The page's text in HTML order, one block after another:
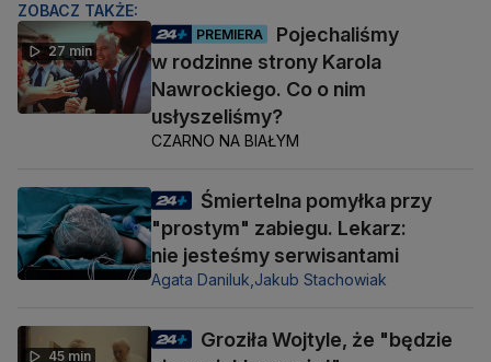
ZOBACZ TAKŻE:
27 min
PREMIERA
Pojechaliśmy
w rodzinne strony Karola
Nawrockiego. Co o nim
usłyszeliśmy?
CZARNO NA BIAŁYM
Śmiertelna pomyłka przy
"prostym" zabiegu. Lekarz:
nie jesteśmy serwisantami
Agata Daniluk,Jakub Stachowiak
45 min
Groziła Wojtyle, że "będzie